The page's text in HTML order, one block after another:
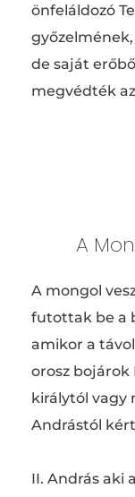
önfeláldozó
de saját
megvédték
A
A mongol
futottak be a
amikor a
orosz bojárok
királytól vagy
Andrástól
II. András aki